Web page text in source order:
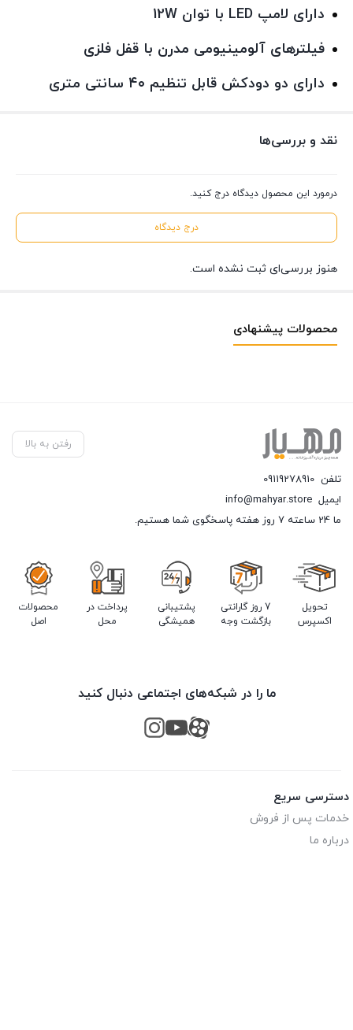
دارای لامپ LED با توان 12W
فیلترهای آلومینیومی مدرن با قفل فلزی
دارای دو دودکش قابل تنظیم ۴۰ سانتی متری
نقد و بررسی‌ها
درمورد این محصول دیدگاه درج کنید.
درج دیدگاه
هنوز بررسی‌ای ثبت نشده است.
محصولات پیشنهادی
رفتن به بالا
تلفن 09119278910
ایمیل info@mahyar.store
ما 24 ساعته 7 روز هفته پاسخگوی شما هستیم.
تحویل
اکسپرس
7 روز گارانتی
بازگشت وجه
پشتیبانی
همیشگی
پرداخت در
محل
محصولات
اصل
ما را در شبکه‌های اجتماعی دنبال کنید
دسترسی سریع
خدمات پس از فروش
درباره ما